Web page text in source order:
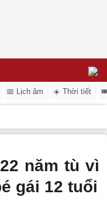
📅 Lịch âm ☀️ Thời tiết
năm tù vì
gái 12 tuổi